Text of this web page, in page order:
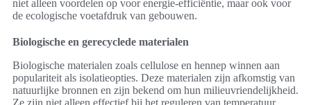
niet alleen voordelen op voor energie-efficiëntie, maar ook voor
de ecologische voetafdruk van gebouwen.
Biologische en gerecyclede materialen
Biologische materialen zoals cellulose en hennep winnen aan
populariteit als isolatieopties. Deze materialen zijn afkomstig van
natuurlijke bronnen en zijn bekend om hun milieuvriendelijkheid.